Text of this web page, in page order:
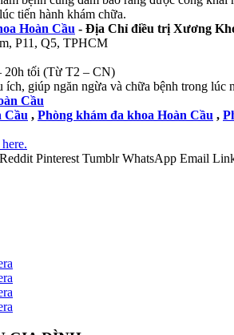
tiến hành khám chữa.
Hoàn Cầu - Địa Chỉ điều trị Xương
P11, Q5, TPHCM
20h tối (Từ T2 – CN)
giúp ngăn ngừa và chữa bệnh trong
Cầu
Cầu , Phòng khám đa khoa Hoàn Cầu ,
Reddit Pinterest Tumblr WhatsApp Email